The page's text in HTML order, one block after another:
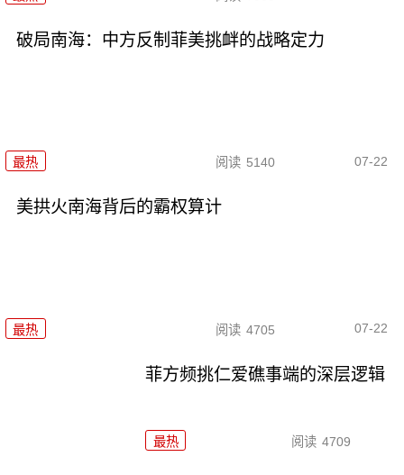
破局南海：中方反制菲美挑衅的战略定力
最热 阅读 5140 07-22
美拱火南海背后的霸权算计
最热 阅读 4705 07-22
菲方频挑仁爱礁事端的深层逻辑
最热 阅读 4709